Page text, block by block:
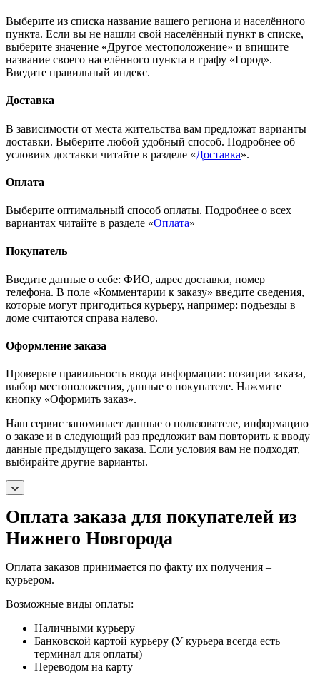
Выберите из списка название вашего региона и населённого
пункта. Если вы не нашли свой населённый пункт в списке,
выберите значение «Другое местоположение» и впишите
название своего населённого пункта в графу «Город».
Введите правильный индекс.
Доставка
В зависимости от места жительства вам предложат варианты
доставки. Выберите любой удобный способ. Подробнее об
условиях доставки читайте в разделе «Доставка».
Оплата
Выберите оптимальный способ оплаты. Подробнее о всех
вариантах читайте в разделе «Оплата»
Покупатель
Введите данные о себе: ФИО, адрес доставки, номер
телефона. В поле «Комментарии к заказу» введите сведения,
которые могут пригодиться курьеру, например: подъезды в
доме считаются справа налево.
Оформление заказа
Проверьте правильность ввода информации: позиции заказа,
выбор местоположения, данные о покупателе. Нажмите
кнопку «Оформить заказ».
Наш сервис запоминает данные о пользователе, информацию
о заказе и в следующий раз предложит вам повторить к вводу
данные предыдущего заказа. Если условия вам не подходят,
выбирайте другие варианты.
Оплата заказа для покупателей из
Нижнего Новгорода
Оплата заказов принимается по факту их получения –
курьером.
Возможные виды оплаты:
Наличными курьеру
Банковской картой курьеру (У курьера всегда есть
терминал для оплаты)
Переводом на карту